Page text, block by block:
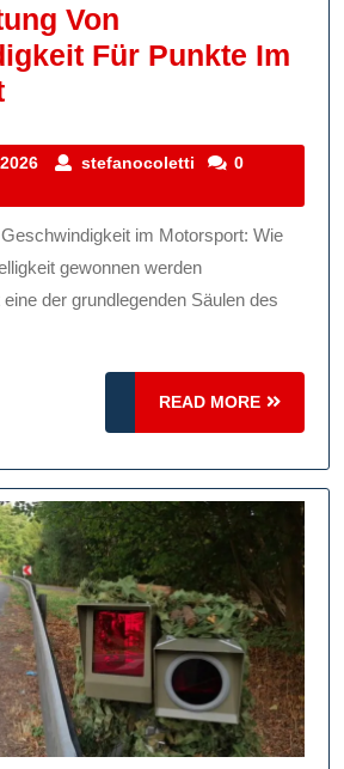
Von
Für Punkte Im
Die
Von
Für
Punkte
Im
01
2026
stefanocoletti stefanocoletti
0
gewonnen werden
der grundlegenden Säulen des
READ MORE
READ
MORE